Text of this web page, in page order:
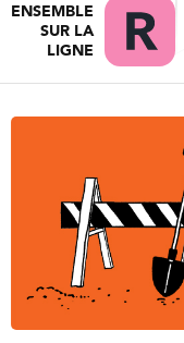
ENSEMBLE
SUR LA
LIGNE